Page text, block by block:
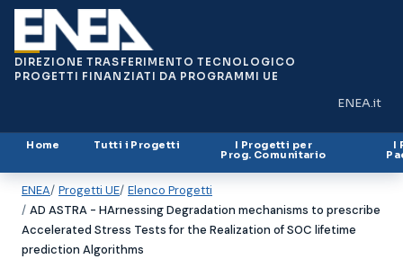
DIREZIONE TRASFERIMENTO TECNOLOGICO
PROGETTI FINANZIATI DA PROGRAMMI UE
ENEA.it
(si apre in
Home Tutti i Progetti I Progetti per
Prog. Comunitario
I
ENEA Progetti UE Elenco Progetti
AD ASTRA - HArnessing Degradation mechanisms to prescribe
Accelerated Stress Tests for the Realization of SOC lifetime
prediction Algorithms